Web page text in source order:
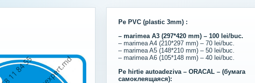
Pe PVC (plastic 3mm) :
– marimea A3 (297*420 mm) – 100 lei/buc.
– marimea A4 (210*297 mm) – 70 lei/buc.
– marimea A5 (148*210 mm) – 50 lei/buc.
– marimea A6 (105*148 mm) – 40 lei/buc.
Pe hirtie autoadeziva – ORACAL – (бумага
самоклеящаяся):